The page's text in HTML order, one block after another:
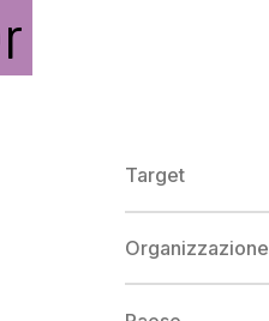
Target
Organizzazione